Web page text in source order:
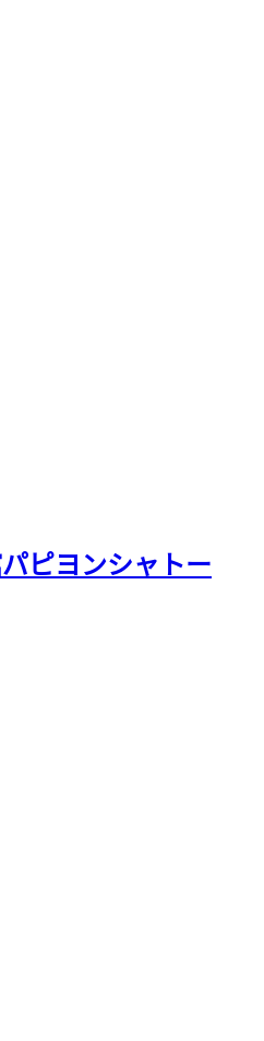
ピヨンシャトー